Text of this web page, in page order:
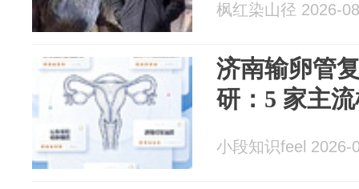
枫红染山径 2026-
济南输卵管
研：5 家主
小段知识feel 2026-